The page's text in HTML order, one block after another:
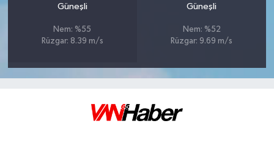
Güneşli
Nem: %55
Rüzgar: 8.39 m/s
Güneşli
Nem: %52
Rüzgar: 9.69 m/s